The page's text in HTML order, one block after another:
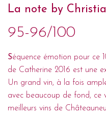
La note by
95-96/100
Séquence émotion pour ce
de Catherine 2016 est une
Un grand vin, à la fois
avec beaucoup de fond, ce
meilleurs vins de